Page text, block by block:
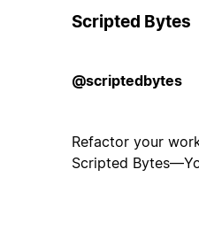
Scripted Bytes
@scriptedbytes
Refactor your
Scripted